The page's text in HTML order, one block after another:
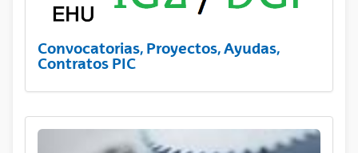
Convocatorias, Proyectos, Ayudas,
Contratos PIC